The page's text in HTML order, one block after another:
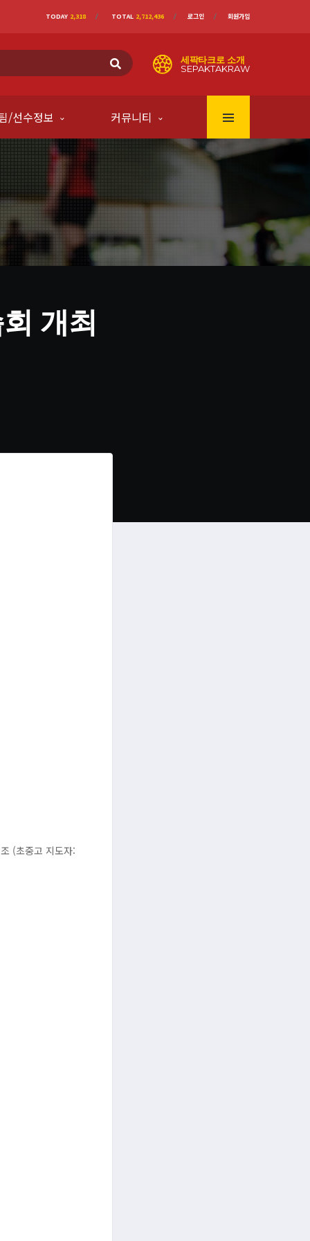
TODAY 2,318 TOTAL 2,712,436 로그인 회원가입
세팍타크로 소개
SEPAKTAKRAW
/선수정보 커뮤니티
개최
(초중고 지도자: